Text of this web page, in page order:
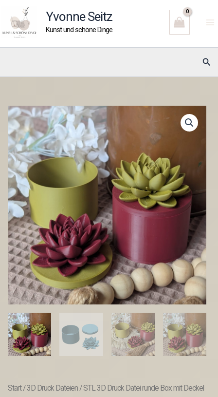
Inhalt
springen
Yvonne Seitz
Kunst und schöne Dinge
Start/3D Druck Dateien/ STL 3D Druck Datei runde Box mit Deckel